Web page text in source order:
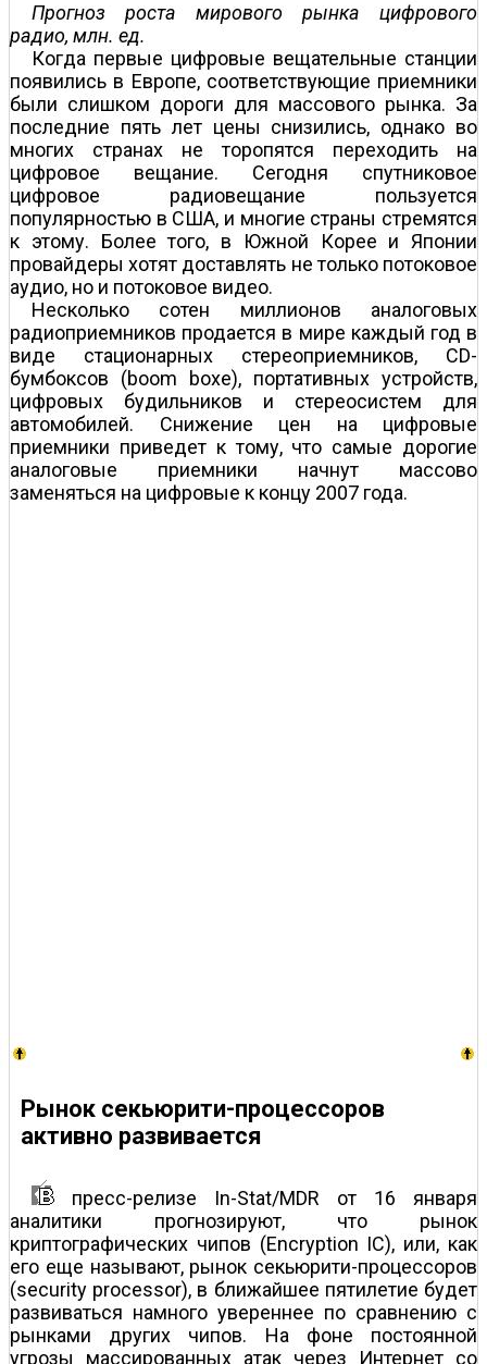
Прогноз роста мирового рынка цифрового
радио, млн. ед.
Когда первые цифровые вещательные станции
появились в Европе, соответствующие приемники
были слишком дороги для массового рынка. За
последние пять лет цены снизились, однако во
многих странах не торопятся переходить на
цифровое вещание. Сегодня спутниковое
цифровое радиовещание пользуется
популярностью в США, и многие страны стремятся
к этому. Более того, в Южной Корее и Японии
провайдеры хотят доставлять не только потоковое
аудио, но и потоковое видео.
Несколько сотен миллионов аналоговых
радиоприемников продается в мире каждый год в
виде стационарных стереоприемников, CD-
бумбоксов (boom boxe), портативных устройств,
цифровых будильников и стереосистем для
автомобилей. Снижение цен на цифровые
приемники приведет к тому, что самые дорогие
аналоговые приемники начнут массово
заменяться на цифровые к концу 2007 года.
Рынок секьюрити-процессоров
активно развивается
пресс-релизе In-Stat/MDR от 16 января
аналитики прогнозируют, что рынок
криптографических чипов (Еncryption IC), или, как
его еще называют, рынок секьюрити-процессоров
(security processor), в ближайшее пятилетие будет
развиваться намного увереннее по сравнению с
рынками других чипов. На фоне постоянной
угрозы массированных атак через Интернет со